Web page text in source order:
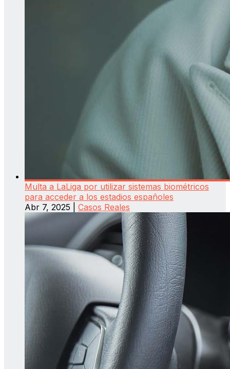
Multa a LaLiga por utilizar sistemas biométricos
para acceder a los estadios españoles
Abr 7, 2025
Casos Reales